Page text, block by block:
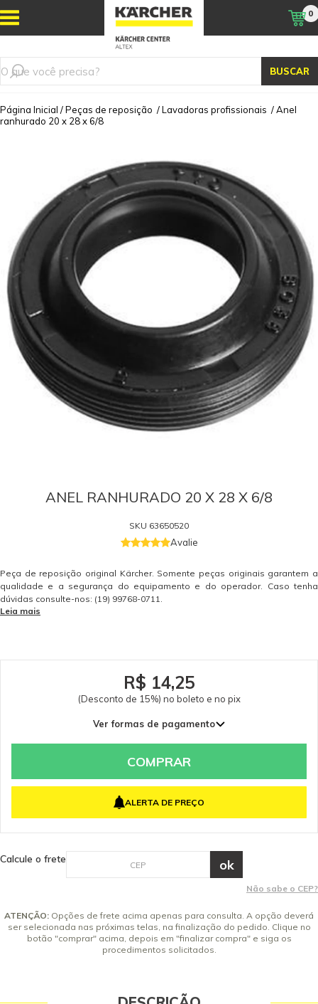
BUSCAR
0
Página Inicial /Peças de reposição /Lavadoras profissionais /Anel
ranhurado 20 x 28 x 6/8
ANEL RANHURADO 20 X 28 X 6/8
SKU 63650520
Avalie
Peça de reposição original Kärcher. Somente peças originais garantem a
qualidade e a segurança do equipamento e do operador. Caso tenha
dúvidas consulte-nos: (19) 99768-0711.
Leia mais
R$ 14,25
(Desconto de 15%) no boleto e no pix
Ver formas de pagamento
COMPRAR
ALERTA DE PREÇO
Calcule o frete
Não sabe o CEP?
ATENÇÃO: Opções de frete acima apenas para consulta. A opção deverá
ser selecionada nas próximas telas, na finalização do pedido. Clique no
botão "comprar" acima, depois em "finalizar compra" e siga os
procedimentos solicitados.